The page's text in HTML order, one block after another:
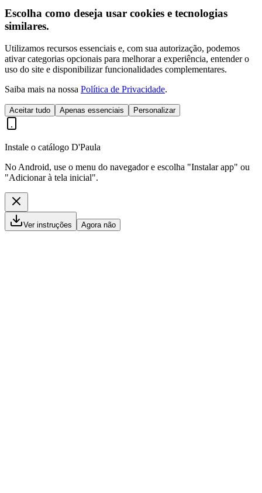
Escolha como deseja usar cookies e tecnologias
similares.
Utilizamos recursos essenciais e, com sua autorização, podemos
ativar categorias opcionais para melhorar a experiência, entender o
uso do site e disponibilizar funcionalidades complementares.
Saiba mais na nossa Política de Privacidade.
Aceitar tudo Apenas essenciais Personalizar
Instale o catálogo D'Paula
No Android, use o menu do navegador e escolha "Instalar app" ou
"Adicionar à tela inicial".
Ver instruções Agora não